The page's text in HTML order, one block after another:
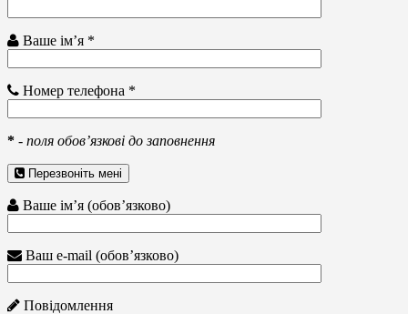
Ваше ім’я *
Номер телефона *
* - поля обов’язкові до заповнення
Перезвоніть мені
Ваше ім’я (обов’язково)
Ваш e-mail (обов’язково)
Повідомлення